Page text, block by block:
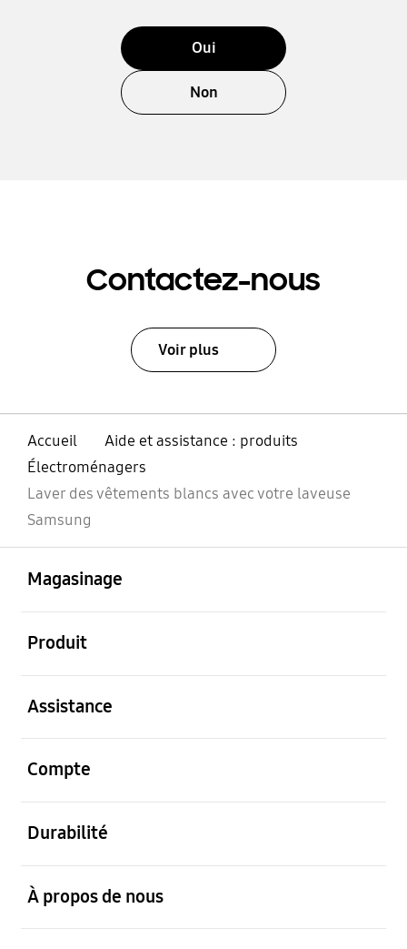
Oui
Non
Contactez-nous
Voir plus
Accueil
Aide et assistance : produits
Électroménagers
Laver des vêtements blancs avec votre laveuse
Samsung
Magasinage
Produit
Assistance
Compte
Durabilité
À propos de nous